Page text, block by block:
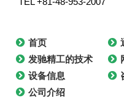
首页
发驰精工的技术
设备信息
公司介绍